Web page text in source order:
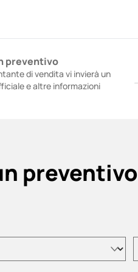
preventivo
di vendita vi invierà un
e altre informazioni
preventivo